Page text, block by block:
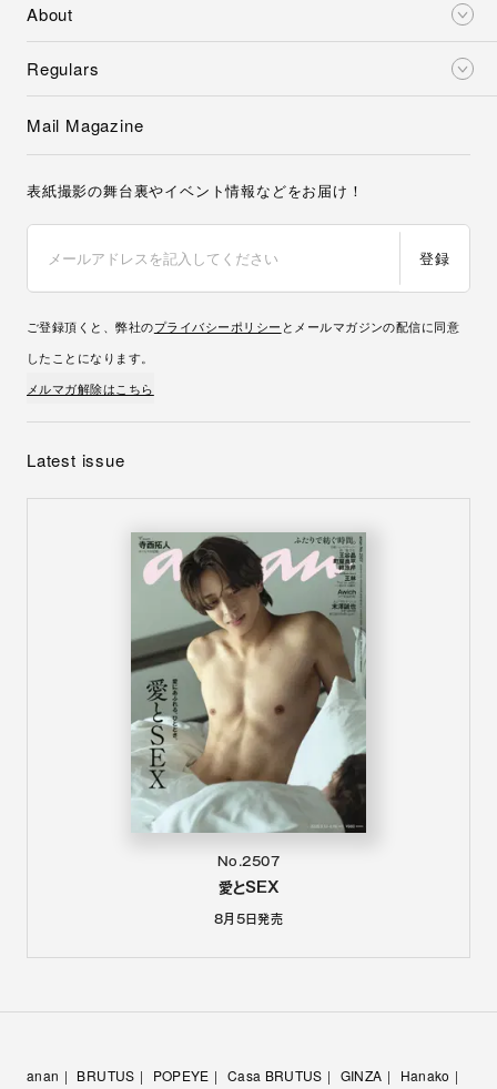
About
Regulars
Mail Magazine
表紙撮影の舞台裏やイベント情報などをお届け！
登録
ご登録頂くと、弊社のプライバシーポリシー とメールマガジンの配信に同意
したことになります。
メルマガ解除はこちら
Latest issue
No.2507
愛とSEX
8月5日発売
anan BRUTUS POPEYE Casa BRUTUS GINZA
Hanako